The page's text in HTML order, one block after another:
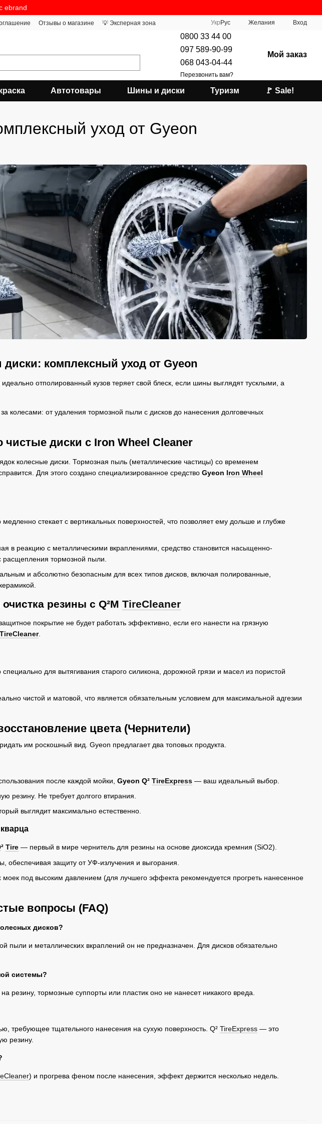
ebrand
Отзывы о магазине 💡 Эксперная зона Укр Рус Желания Вход
0800 33 44 00
097 589-90-99
068 043-04-44
Перезвонить вам?
Мой заказ
Автотовары Шины и диски Туризм 🚩 Sale!
уход от Gyeon
комплексный уход от Gyeon
отполированный кузов теряет свой блеск, если шины выглядят тусклыми, а
колесами: от удаления тормозной пыли с дисков до нанесения долговечных
чистые диски с Iron Wheel Cleaner
колесные диски. Тормозная пыль (металлические частицы) со временем
Для этого создано специализированное средство Gyeon Iron Wheel
медленно стекает с вертикальных поверхностей, что позволяет ему дольше и глубже
в реакцию с металлическими вкраплениями, средство становится насыщенно-
тормозной пыли.
и абсолютно безопасным для всех типов дисков, включая полированные,
резины с Q²M TireCleaner
покрытие не будет работать эффективно, если его нанести на грязную
TireCleaner.
специально для вытягивания старого силикона, дорожной грязи и масел из пористой
чистой и матовой, что является обязательным условием для максимальной адгезии
цвета (Чернители)
им роскошный вид. Gyeon предлагает два топовых продукта.
после каждой мойки, Gyeon Q² TireExpress — ваш идеальный выбор.
резину. Не требует долгого втирания.
выглядит максимально естественно.
Tire — первый в мире чернитель для резины на основе диоксида кремния (SiO2).
обеспечивая защиту от УФ-излучения и выгорания.
моек под высоким давлением (для лучшего эффекта рекомендуется прогреть нанесенное
вопросы (FAQ)
дисков?
пыли и металлических вкраплений он не предназначен. Для дисков обязательно
системы?
резину, тормозные суппорты или пластик оно не нанесет никакого вреда.
требующее тщательного нанесения на сухую поверхность. Q² TireExpress — это
резину.
) и прогрева феном после нанесения, эффект держится несколько недель.